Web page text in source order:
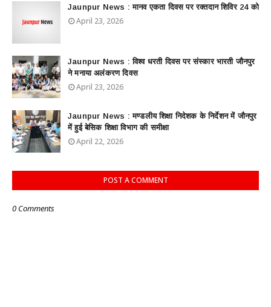
Jaunpur News : ​मानव एकता दिवस पर रक्तदान शिविर 24 को
April 23, 2026
Jaunpur News : विश्व धरती दिवस पर संस्कार भारती जौनपुर
ने मनाया अलंकरण दिवस
April 23, 2026
Jaunpur News : ​मण्डलीय शिक्षा निदेशक के निर्देशन में जौनपुर
में हुई बेसिक शिक्षा विभाग की समीक्षा
April 22, 2026
POST A COMMENT
0 Comments